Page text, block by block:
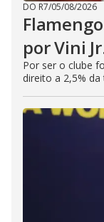
DO R7/05/08/2026
por Vini
Por ser o clube
direito a 2,5%